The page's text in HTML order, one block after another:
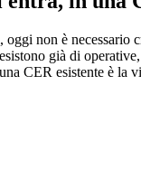
non è necessario
già di
CER esistente è la